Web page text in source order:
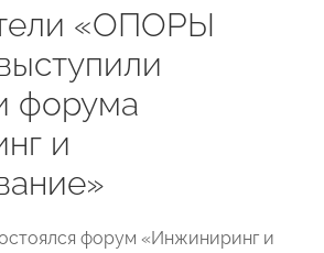
«ОПОРЫ
форума
и
форум «Инжиниринг и